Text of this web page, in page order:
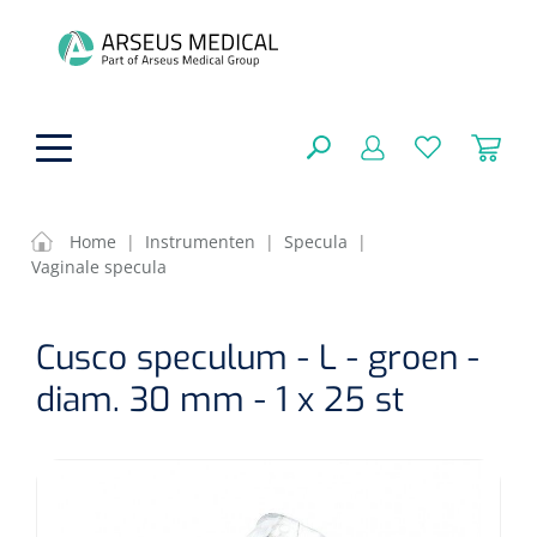
Functionele revalidatie
Hand/arm revalidatie
Incontinentiezorg
Instrumenten
FILTEREN
Home | Instrumenten | Specula
|
Vaginale specula
Cusco speculum - L - groen -
diam. 30 mm - 1 x 25 st